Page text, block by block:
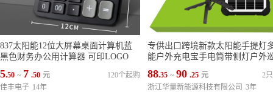
837太阳能12位大屏幕桌面计算机蓝
黑色财务办公用计算器 可印LOGO
5.50 ~ 7 .50 元
120个起购
佳丰电子 14年
专供出口跨境新款太阳能手提灯
能户外充电宝手电筒带侧灯户外
88.35 ~ 90 .25 元
2
浙江华量新能源科技有限公司 3年